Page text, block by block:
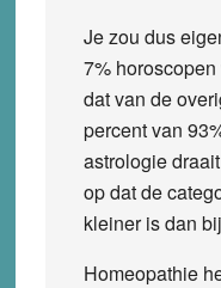
Je zou dus
7%
dat van de
percent van
astrologie
op dat de
kleiner is dan
Homeopathie